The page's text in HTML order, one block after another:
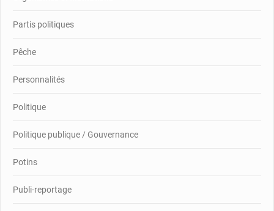
Partis politiques
Pêche
Personnalités
Politique
Politique publique / Gouvernance
Potins
Publi-reportage